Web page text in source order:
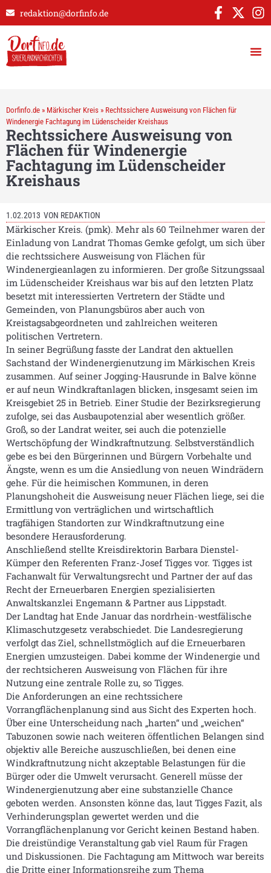
redaktion@dorfinfo.de
Dorfinfo.de » Märkischer Kreis » Rechtssichere Ausweisung von Flächen für
Windenergie Fachtagung im Lüdenscheider Kreishaus
Rechtssichere Ausweisung von
Flächen für Windenergie
Fachtagung im Lüdenscheider
Kreishaus
1.02.2013 VON REDAKTION
Märkischer Kreis. (pmk). Mehr als 60 Teilnehmer waren der
Einladung von Landrat Thomas Gemke gefolgt, um sich über
die rechtssichere Ausweisung von Flächen für
Windenergieanlagen zu informieren. Der große Sitzungssaal
im Lüdenscheider Kreishaus war bis auf den letzten Platz
besetzt mit interessierten Vertretern der Städte und
Gemeinden, von Planungsbüros aber auch von
Kreistagsabgeordneten und zahlreichen weiteren
politischen Vertretern.
In seiner Begrüßung fasste der Landrat den aktuellen
Sachstand der Windenergienutzung im Märkischen Kreis
zusammen. Auf seiner Jogging-Hausrunde in Balve könne
er auf neun Windkraftanlagen blicken, insgesamt seien im
Kreisgebiet 25 in Betrieb. Einer Studie der Bezirksregierung
zufolge, sei das Ausbaupotenzial aber wesentlich größer.
Groß, so der Landrat weiter, sei auch die potenzielle
Wertschöpfung der Windkraftnutzung. Selbstverständlich
gebe es bei den Bürgerinnen und Bürgern Vorbehalte und
Ängste, wenn es um die Ansiedlung von neuen Windrädern
gehe. Für die heimischen Kommunen, in deren
Planungshoheit die Ausweisung neuer Flächen liege, sei die
Ermittlung von verträglichen und wirtschaftlich
tragfähigen Standorten zur Windkraftnutzung eine
besondere Herausforderung.
Anschließend stellte Kreisdirektorin Barbara Dienstel-
Kümper den Referenten Franz-Josef Tigges vor. Tigges ist
Fachanwalt für Verwaltungsrecht und Partner der auf das
Recht der Erneuerbaren Energien spezialisierten
Anwaltskanzlei Engemann & Partner aus Lippstadt.
Der Landtag hat Ende Januar das nordrhein-westfälische
Klimaschutzgesetz verabschiedet. Die Landesregierung
verfolgt das Ziel, schnellstmöglich auf die Erneuerbaren
Energien umzusteigen. Dabei komme der Windenergie und
der rechtsicheren Ausweisung von Flächen für ihre
Nutzung eine zentrale Rolle zu, so Tigges.
Die Anforderungen an eine rechtssichere
Vorrangflächenplanung sind aus Sicht des Experten hoch.
Über eine Unterscheidung nach „harten“ und „weichen“
Tabuzonen sowie nach weiteren öffentlichen Belangen sind
objektiv alle Bereiche auszuschließen, bei denen eine
Windkraftnutzung nicht akzeptable Belastungen für die
Bürger oder die Umwelt verursacht. Generell müsse der
Windenergienutzung aber eine substanzielle Chance
geboten werden. Ansonsten könne das, laut Tigges Fazit, als
Verhinderungsplan gewertet werden und die
Vorrangflächenplanung vor Gericht keinen Bestand haben.
Die dreistündige Veranstaltung gab viel Raum für Fragen
und Diskussionen. Die Fachtagung am Mittwoch war bereits
die Dritte einer Informationsreihe zum Thema